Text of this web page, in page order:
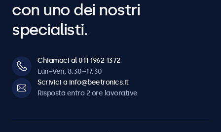
con uno dei nostri
specialisti.
Chiamaci al 011 1962 1372
Lun–Ven, 8:30–17:30
Scrivici a info@beetronics.it
Risposta entro 2 ore lavorative